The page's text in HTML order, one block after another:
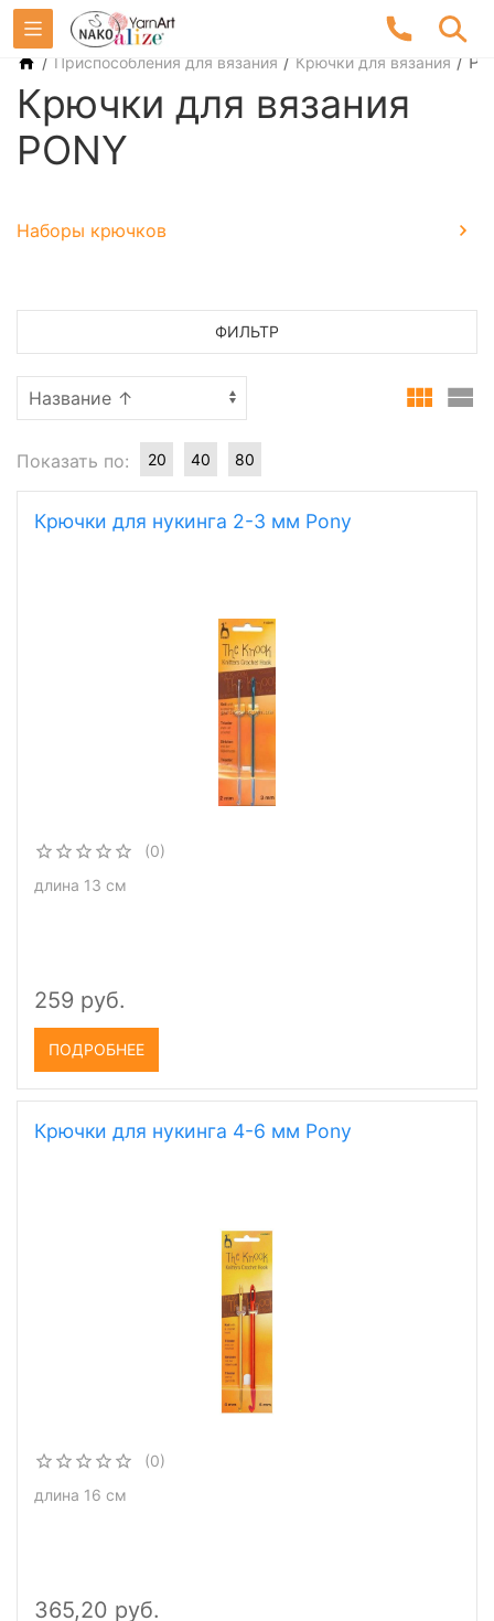
/ Приспособления для вязания / Крючки для вязания /
Крючки для вязания
PONY
Наборы крючков
ФИЛЬТР
Показать по: 20 40 80
Крючки для нукинга 2-3 мм Pony
(0)
длина 13 см
259 руб.
ПОДРОБНЕЕ
Крючки для нукинга 4-6 мм Pony
(0)
длина 16 см
365,20 руб.